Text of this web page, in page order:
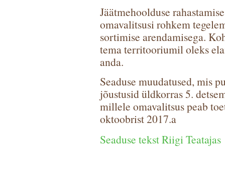
Jäätmehoolduse
omavalitsusi rohkem
sortimise arendamisega.
tema territooriumil oleks
anda.
Seaduse muudatused, mis
jõustusid üldkorras 5.
millele omavalitsus peab
oktoobrist 2017.a
Seaduse tekst Riigi Teatajas